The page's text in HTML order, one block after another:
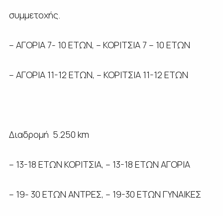
συμμετοχής.
– ΑΓΟΡΙΑ 7- 10 ΕΤΩΝ, – ΚΟΡΙΤΣΙΑ 7 – 10 ΕΤΩΝ
– ΑΓΟΡΙΑ 11-12 ΕΤΩΝ, – ΚΟΡΙΤΣΙΑ 11-12 ΕΤΩΝ
Διαδρομή 5.250 km
– 13-18 ΕΤΩΝ ΚΟΡΙΤΣΙΑ, – 13-18 ΕΤΩΝ ΑΓΟΡΙΑ
– 19- 30 ΕΤΩΝ ΑΝΤΡΕΣ, – 19-30 ΕΤΩΝ ΓΥΝΑΙΚΕΣ